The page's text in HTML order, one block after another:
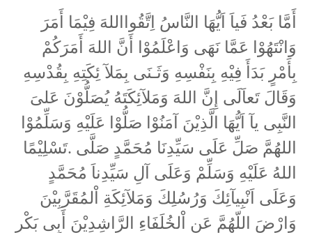
أَمَّا بَعْدُ فَياَ اَيُّهَا النَّاسُ اِتَّقُوااللهَ فِيْمَا أَمَرَ
وَانْتَهُوْا عَمَّا نَهَى وَاعْلَمُوْا أَنَّ اللهَ أَمَرَكُمْ
بِأَمْرٍ بَدَأَ فِيْهِ بِنَفْسِهِ وَثَـنَى بِمَلآ ئِكَتِهِ بِقُدْسِهِ
وَقَالَ تَعاَلَى إِنَّ اللهَ وَمَلآئِكَتَهُ يُصَلُّوْنَ عَلىَ
النَّبِى يآ اَيُّهَا الَّذِيْنَ آمَنُوْا صَلُّوْا عَلَيْهِ وَسَلِّمُوْا
تَسْلِيْمًا. اللهُمَّ صَلِّ عَلَى سَيِّدِنَا مُحَمَّدٍ صَلَّى
اللهُ عَلَيْهِ وَسَلِّمْ وَعَلَى آلِ سَيِّدِناَ مُحَمَّدٍ
وَعَلَى اَنْبِيآئِكَ وَرُسُلِكَ وَمَلآئِكَةِ اْلمُقَرَّبِيْنَ
وَارْضَ اللّهُمَّ عَنِ اْلخُلَفَاءِ الرَّاشِدِيْنَ أَبِى بَكْرٍ